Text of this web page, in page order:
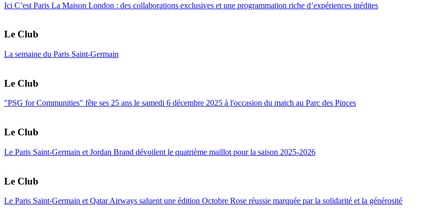
Ici C’est Paris La Maison London : des collaborations exclusives et une programmation riche d’expériences inédites
Le Club
La semaine du Paris Saint-Germain
Le Club
"PSG for Communities" fête ses 25 ans le samedi 6 décembre 2025 à l'occasion du match au Parc des Pinces
Le Club
Le Paris Saint-Germain et Jordan Brand dévoilent le quatrième maillot pour la saison 2025-2026
Le Club
Le Paris Saint-Germain et Qatar Airways saluent une édition Octobre Rose réussie marquée par la solidarité et la générosité